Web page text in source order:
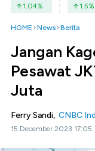
1.04% 1.5%
HOME News Berita
Jangan
Pesawat
Juta
Ferry Sandi, CNBC
15 December 2023 17:05